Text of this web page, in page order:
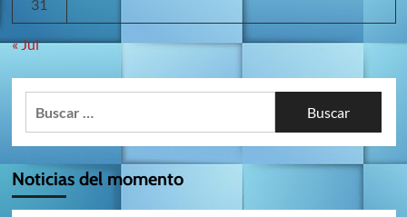
31
« Jul
Noticias del momento